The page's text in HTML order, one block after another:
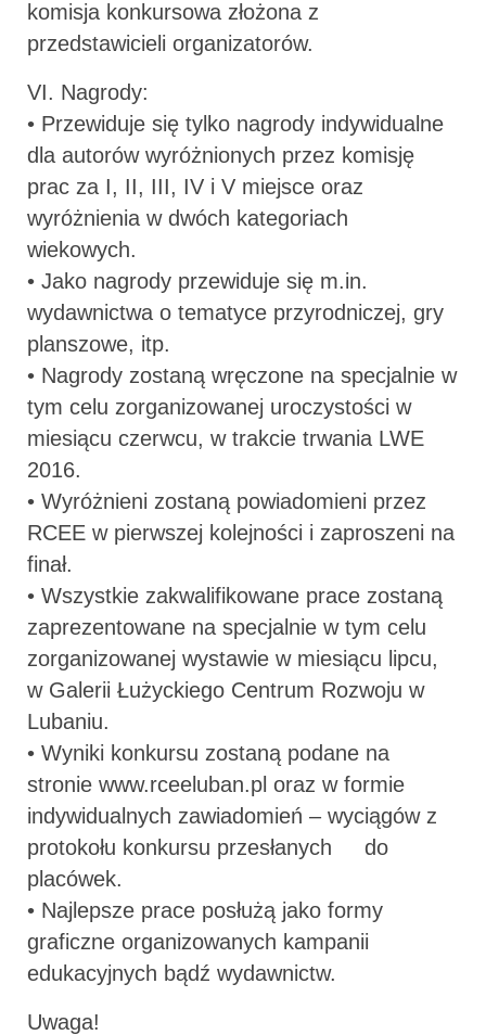
komisja konkursowa złożona z
przedstawicieli organizatorów.
VI. Nagrody:
• Przewiduje się tylko nagrody indywidualne
dla autorów wyróżnionych przez komisję
prac za I, II, III, IV i V miejsce oraz
wyróżnienia w dwóch kategoriach
wiekowych.
• Jako nagrody przewiduje się m.in.
wydawnictwa o tematyce przyrodniczej, gry
planszowe, itp.
• Nagrody zostaną wręczone na specjalnie w
tym celu zorganizowanej uroczystości w
miesiącu czerwcu, w trakcie trwania LWE
2016.
• Wyróżnieni zostaną powiadomieni przez
RCEE w pierwszej kolejności i zaproszeni na
finał.
• Wszystkie zakwalifikowane prace zostaną
zaprezentowane na specjalnie w tym celu
zorganizowanej wystawie w miesiącu lipcu,
w Galerii Łużyckiego Centrum Rozwoju w
Lubaniu.
• Wyniki konkursu zostaną podane na
stronie www.rceeluban.pl oraz w formie
indywidualnych zawiadomień – wyciągów z
protokołu konkursu przesłanych do
placówek.
• Najlepsze prace posłużą jako formy
graficzne organizowanych kampanii
edukacyjnych bądź wydawnictw.
Uwaga!